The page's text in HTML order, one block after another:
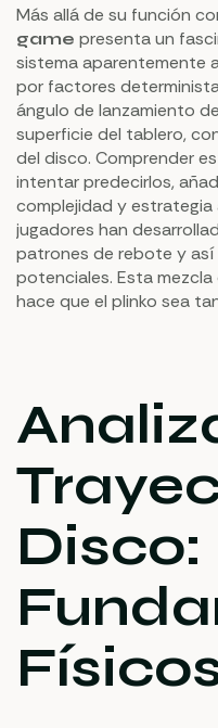
Más allá de su función
game presenta un
sistema aparentemente
por factores
ángulo de lanzamiento
superficie del tablero,
del disco. Comprender
intentar predecirlos,
complejidad y estrategia
jugadores han
patrones de rebote y así
potenciales. Esta
hace que el plinko sea
Disco: